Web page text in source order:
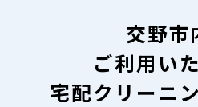
交野市
ご利用い
宅配クリーニ